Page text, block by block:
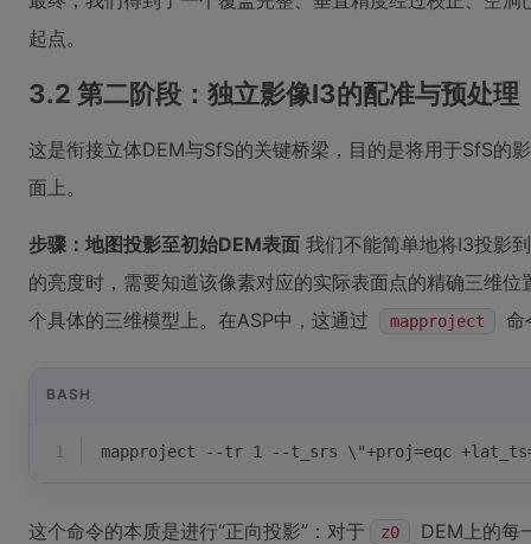
起点。
3.2 第二阶段：独立影像I3的配准与预处理
这是衔接立体DEM与SfS的关键桥梁，目的是将用于SfS的
面上。
步骤：地图投影至初始DEM表面 我们不能简单地将I3投影
的亮度时，需要知道该像素对应的实际表面点的精确三维
个具体的三维模型上。在ASP中，这通过
mapproject 命
BASH
1 mapproject --tr 1 --t_srs \"+proj=eqc
这个命令的本质是进行“正向投影”：对于 z0
DEM上的每